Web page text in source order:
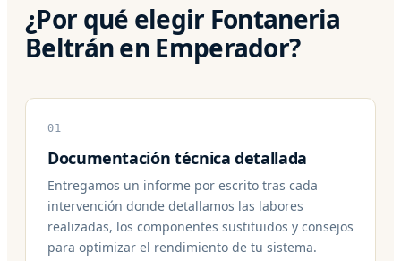
¿Por qué elegir Fontaneria
Beltrán en Emperador?
01
Documentación técnica detallada
Entregamos un informe por escrito tras cada
intervención donde detallamos las labores
realizadas, los componentes sustituidos y consejos
para optimizar el rendimiento de tu sistema.